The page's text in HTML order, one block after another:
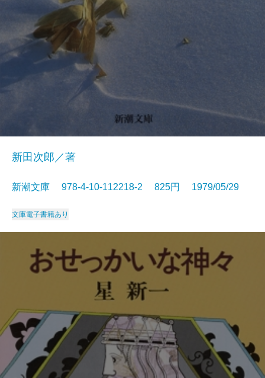
新田次郎／著
新潮文庫 978-4-10-112218-2 825円 1979/05/29
文庫電子書籍あり